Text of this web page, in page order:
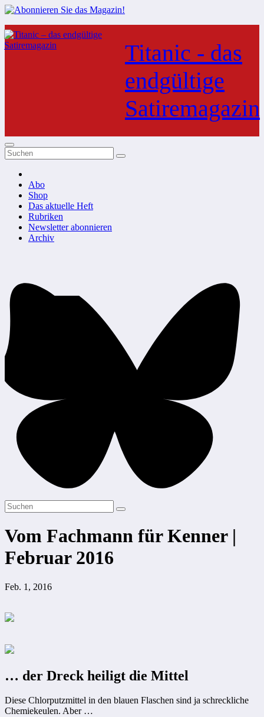
Zum
Inhalt
springen
Titanic - das
endgültige
Satiremagazin
Abo
Shop
Das aktuelle Heft
Rubriken
Newsletter abonnieren
Archiv
Vom Fachmann für Kenner |
Februar 2016
Feb. 1, 2016
… der Dreck heiligt die Mittel
Diese Chlorputzmittel in den blauen Flaschen sind ja schreckliche
Chemiekeulen. Aber …